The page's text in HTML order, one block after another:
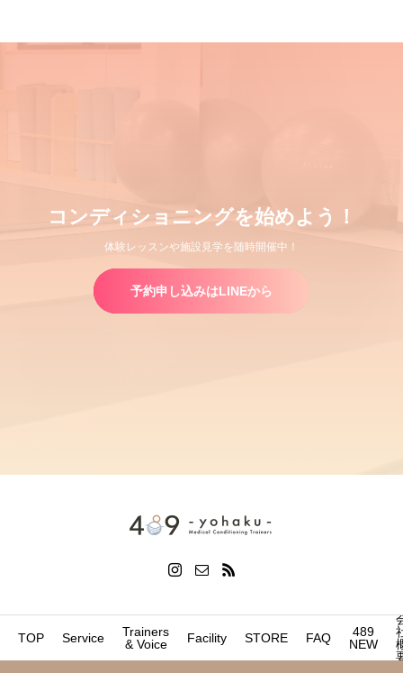
コンディショニングを始めよう！
体験レッスンや施設見学を随時開催中！
予約申し込みはLINEから
TOP Service
Trainers
& Voice
Facility STORE FAQ
489
NEW